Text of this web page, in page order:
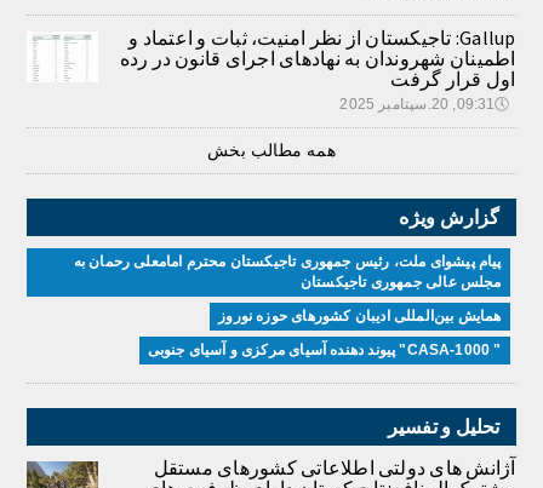
Gallup: تاجیکستان از نظر امنیت، ثبات و اعتماد و
اطمینان شهروندان به نهادهای اجرای قانون در رده
اول قرار گرفت
🕔09:31, 20.سپتامبر 2025
همه مطالب بخش
گزارش ویژه
پیام پیشوای ملت، رئیس جمهوری تاجیکستان محترم امامعلی رحمان به
مجلس عالی جمهوری تاجیکستان
همایش بین‌المللی ادیبان کشور‌های حوزه نوروز
" CASA-1000" پیوند دهنده آسیای مرکزی و آسیای جنوبی
تحلیل و تفسیر
آژانش های دولتی اطلاعاتی کشورهای مستقل